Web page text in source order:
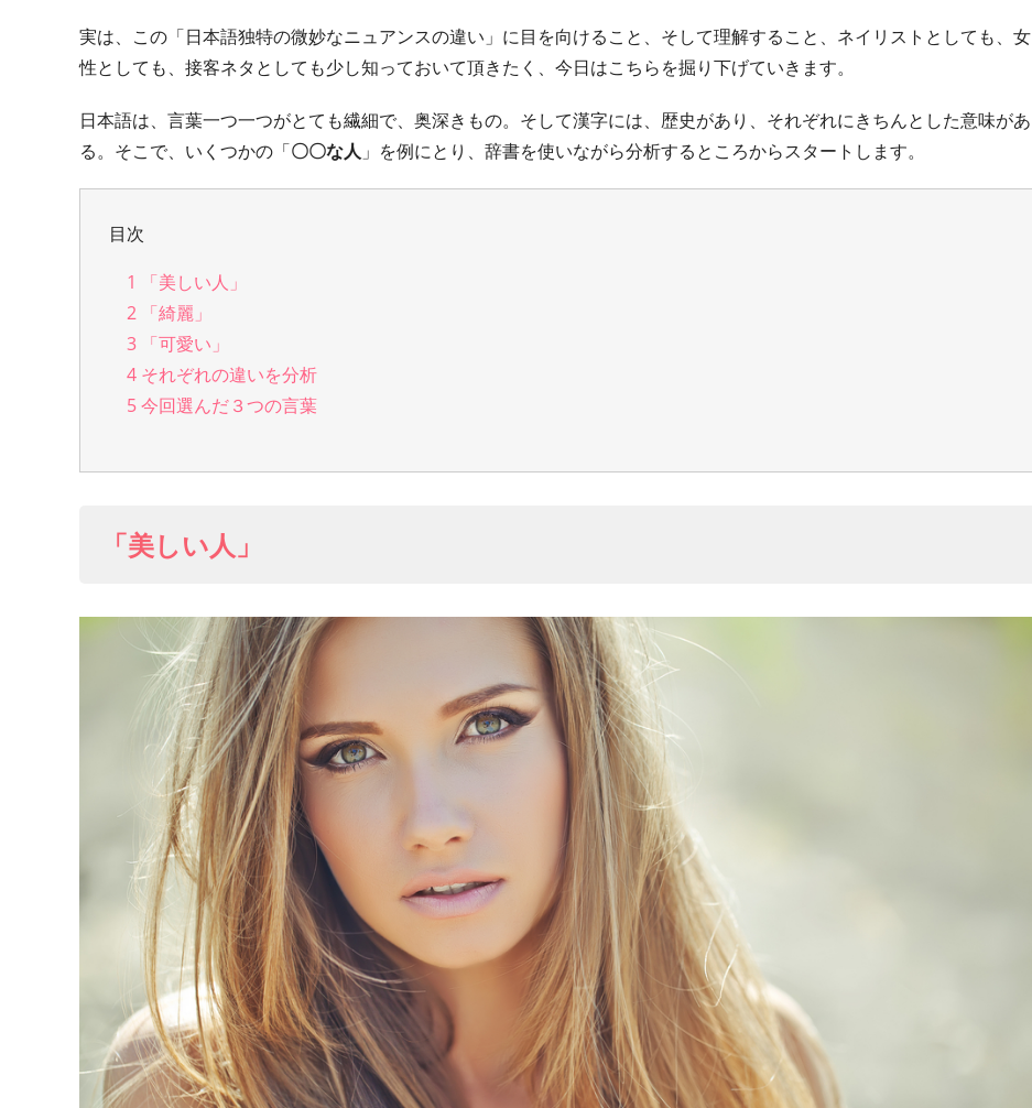
実は、この「日本語独特の微妙なニュアンスの違い」に目を向けること、そして理解すること、ネイリストとしても、女
性としても、接客ネタとしても少し知っておいて頂きたく、今日はこちらを掘り下げていきます。
日本語は、言葉一つ一つがとても繊細で、奥深きもの。そして漢字には、歴史があり、それぞれにきちんとした意味があ
る。そこで、いくつかの「〇〇な人 」を例にとり、辞書を使いながら分析するところからスタートします。
目次
1
「美しい人」
2 「綺麗」
3 「可愛い」
4 それぞれの違いを分析
5今回選んだ３つの言葉
「美しい人」